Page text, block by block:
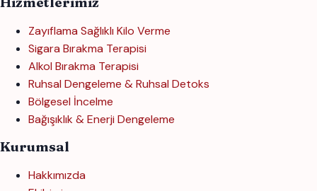
Zayıflama Sağlıklı Kilo Verme
Sigara Bırakma Terapisi
Alkol Bırakma Terapisi
Ruhsal Dengeleme & Ruhsal Detoks
Bölgesel İncelme
Bağışıklık & Enerji Dengeleme
Kurumsal
Hakkımızda